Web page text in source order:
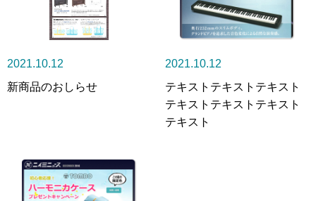
2021.10.12
新商品のおしらせ
2021.10.12
テキストテキストテキスト
テキストテキストテキスト
テキスト